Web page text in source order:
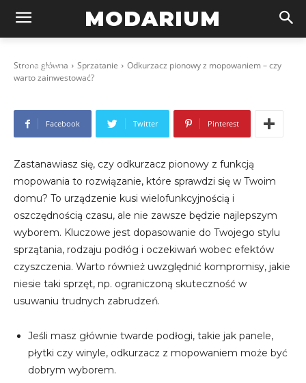
MODARIUM
Strona główna Sprzatanie
Odkurzacz pionowy z mopowaniem – czy
warto zainwestować?
Odkurzacz pionowy z mopowaniem –
2026-03-04
Facebook Twitter Pinterest
Zastanawiasz się, czy odkurzacz pionowy z funkcją
mopowania to rozwiązanie, które sprawdzi się w Twoim
domu? To urządzenie kusi wielofunkcyjnością i
oszczędnością czasu, ale nie zawsze będzie najlepszym
wyborem. Kluczowe jest dopasowanie do Twojego stylu
sprzątania, rodzaju podłóg i oczekiwań wobec efektów
czyszczenia. Warto również uwzględnić kompromisy, jakie
niesie taki sprzęt, np. ograniczoną skuteczność w
usuwaniu trudnych zabrudzeń.
Jeśli masz głównie twarde podłogi, takie jak panele,
płytki czy winyle, odkurzacz z mopowaniem może być
dobrym wyborem.